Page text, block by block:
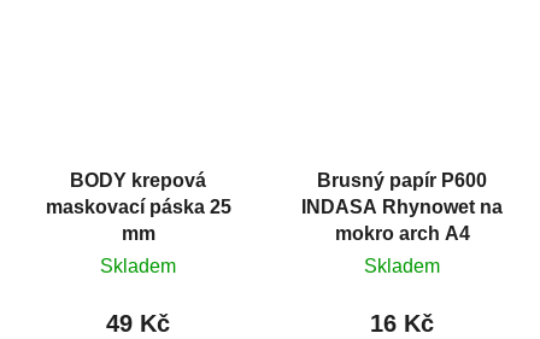
BODY krepová
maskovací páska 25
mm
Skladem
49 Kč
Brusný papír P600
INDASA Rhynowet na
mokro arch A4
Skladem
16 Kč